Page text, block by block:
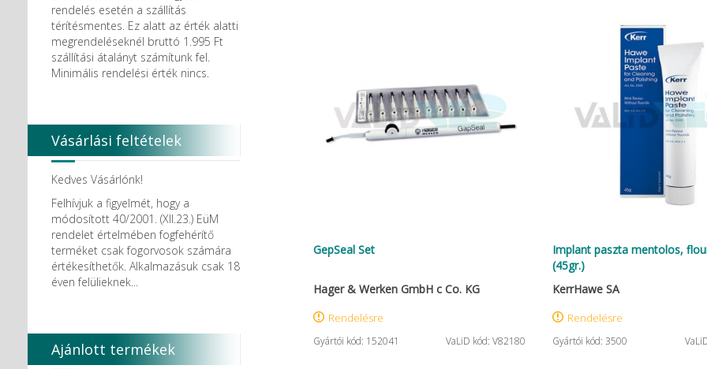
GepSeal Set
Hager & Werken GmbH c Co. KG
Rendelésre
Gyártói kód: 152041 VaLiD kód: V82180
Implant paszta mentolos,
(45gr.)
KerrHawe SA
Rendelésre
Gyártói kód: 3500
rendelés esetén a szállítás
térítésmentes. Ez alatt az érték alatti
megrendeléseknél bruttó 1.995 Ft
szállítási átalányt számítunk fel.
Minimális rendelési érték nincs.
Vásárlási feltételek
Kedves Vásárlónk!
Felhívjuk a figyelmét, hogy a
módosított 40/2001. (XII.23.) EüM
rendelet értelmében fogfehérítő
terméket csak fogorvosok számára
értékesíthetők. Alkalmazásuk csak 18
éven felülieknek...
Ajánlott termékek